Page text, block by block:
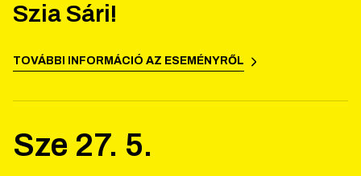
Szia Sári!
TOVÁBBI INFORMÁCIÓ AZ ESEMÉNYRŐL
Sze 27. 5.